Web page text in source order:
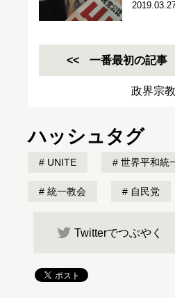
一番最初の記事
政界宗
ハッシュタグ
UNITE 世界平和統
統一教会 自民党
Twitterでつぶやく